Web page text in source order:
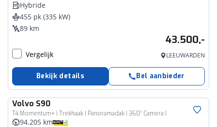
Hybride
455 pk (335 kW)
89 km
43.500,-
Vergelijk LEEUWARDEN
Bekijk details Bel aanbieder
Volvo S90
T4 Momentum+ | Trekhaak | Panoramadak | 360° Camera |
94.205 km